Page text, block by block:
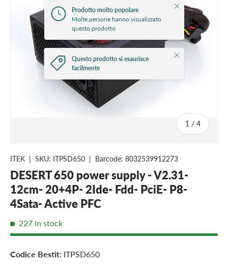
1 / of
4
Prodotto molto popolare
Molte persone hanno visualizzato
questo prodotto
Close
Questo prodotto si esaurisce
facilmente
Close
ITEK | SKU: ITPSD650 | Barcode: 8032539912273
DESERT 650 power supply - V2.31-
12cm- 20+4P- 2Ide- Fdd- PciE- P8-
4Sata- Active PFC
227 in stock
Codice Bestit: ITPSD650